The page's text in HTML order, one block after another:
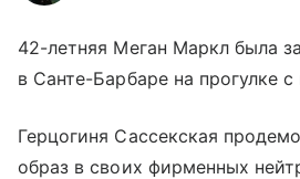
42-летняя Меган Маркл была
в Санте-Барбаре на прогулке
Герцогиня Сассекская
образ в своих фирменных